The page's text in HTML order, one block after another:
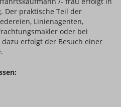
Der praktische Teil der
Linienagenten,
oder bei
erfolgt der Besuch einer